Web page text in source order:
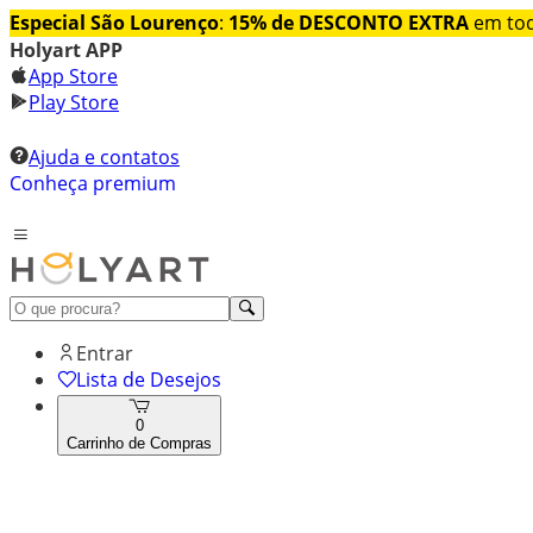
Especial São Lourenço: 15% de DESCONTO EXTRA em
Holyart APP
App Store
Play Store
Ajuda e contatos
Conheça premium
Entrar
Lista de Desejos
0
Carrinho de Compras